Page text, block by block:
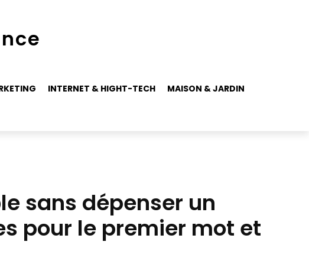
INTERNET & HIGHT-TECH MAISON & JARDIN
sans dépenser un
pour le premier mot et